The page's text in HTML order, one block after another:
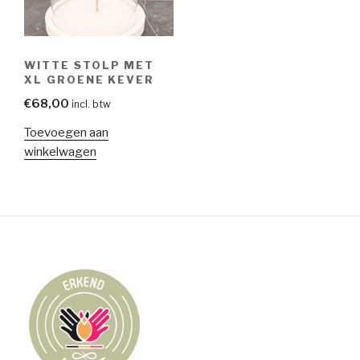
WITTE STOLP MET
XL GROENE KEVER
€68,00 incl. btw
Toevoegen aan
winkelwagen